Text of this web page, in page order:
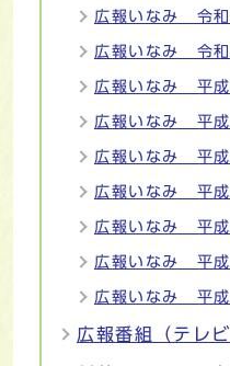
広報いなみ 令
広報いなみ 令
広報いなみ 平
広報いなみ 平
広報いなみ 平
広報いなみ 平
広報いなみ 平
広報いなみ 平
広報いなみ 平
広報番組（テレ